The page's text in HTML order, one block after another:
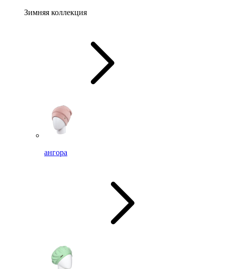
Зимняя коллекция
ангора